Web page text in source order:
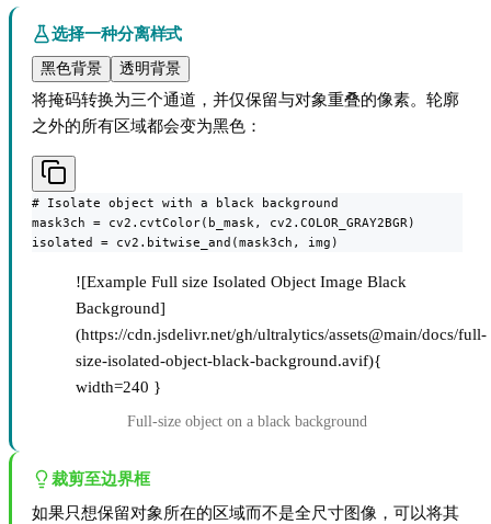
选择一种分离样式
黑色背景
透明背景
将掩码转换为三个通道，并仅保留与对象重叠的像素。轮廓
之外的所有区域都会变为黑色：
# Isolate object with a black background
mask3ch = cv2.cvtColor(b_mask, cv2.COLOR_GRAY2BGR)
isolated = cv2.bitwise_and(mask3ch, img)
![Example Full size Isolated Object Image Black
Background]
(https://cdn.jsdelivr.net/gh/ultralytics/assets@main/docs/full-
size-isolated-object-black-background.avif){
width=240 }
Full-size object on a black background
裁剪至边界框
如果只想保留对象所在的区域而不是全尺寸图像，可以将其